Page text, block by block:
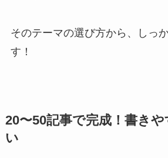
そのテーマの選び方から、しっ
す！
20〜50記事で完成！書き
い